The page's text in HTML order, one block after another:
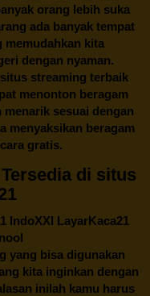
orang lebih suka
ada banyak tempat
memudahkan kita
dengan nyaman.
streaming terbaik
menonton beragam
sesuai dengan
menyaksikan beragam
gratis.
di situs
IndoXXI LayarKaca21
yang bisa digunakan
kita inginkan dengan
inilah kamu harus